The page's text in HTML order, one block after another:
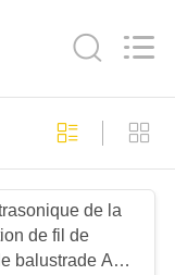
de la
de fil de
balustrade AISI